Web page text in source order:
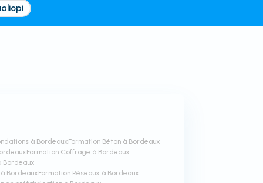
à BordeauxFormation Béton à Bordeaux
Formation Coffrage à Bordeaux
Bordeaux
BordeauxFormation Réseaux à Bordeaux